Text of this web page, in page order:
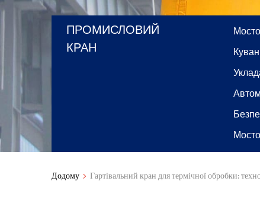
ПРОМИСЛОВИЙ
КРАН
Додому Гартівальний кран для термічної обробки: